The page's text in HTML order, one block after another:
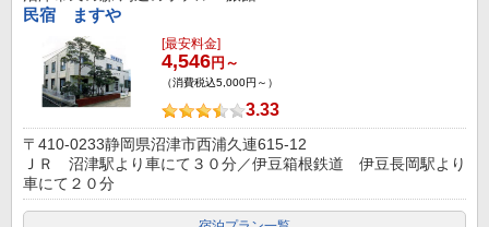
民宿 ますや
[最安料金]
4,546円～
（消費税込5,000円～）
3.33
〒410-0233静岡県沼津市西浦久連615-12
ＪＲ 沼津駅より車にて３０分／伊豆箱根鉄道 伊豆長岡駅より
車にて２０分